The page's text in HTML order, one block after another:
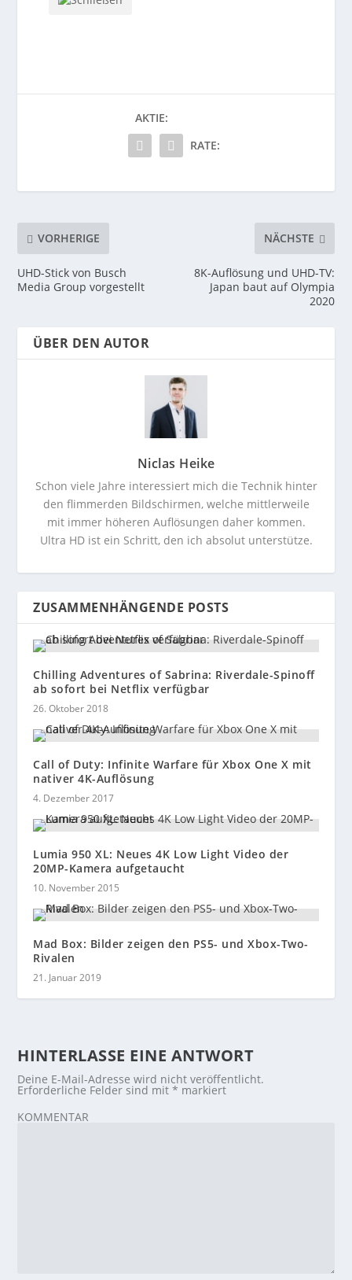
AKTIE:
RATE:
VORHERIGE
UHD-Stick von Busch
Media Group vorgestellt
NÄCHSTE
8K-Auflösung und UHD-TV:
Japan baut auf Olympia
2020
ÜBER DEN AUTOR
Niclas Heike
Schon viele Jahre interessiert mich die Technik hinter
den flimmerden Bildschirmen, welche mittlerweile
mit immer höheren Auflösungen daher kommen.
Ultra HD ist ein Schritt, den ich absolut unterstütze.
ZUSAMMENHÄNGENDE POSTS
Chilling Adventures of Sabrina: Riverdale-Spinoff
ab sofort bei Netflix verfügbar
26. Oktober 2018
Call of Duty: Infinite Warfare für Xbox One X mit
nativer 4K-Auflösung
4. Dezember 2017
Lumia 950 XL: Neues 4K Low Light Video der
20MP-Kamera aufgetaucht
10. November 2015
Mad Box: Bilder zeigen den PS5- und Xbox-Two-
Rivalen
21. Januar 2019
HINTERLASSE EINE ANTWORT
Deine E-Mail-Adresse wird nicht veröffentlicht.
Erforderliche Felder sind mit* markiert
KOMMENTAR